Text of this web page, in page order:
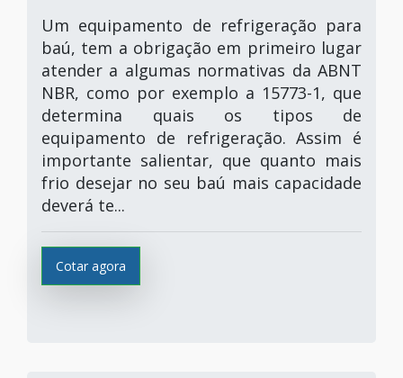
Um equipamento de refrigeração para
baú, tem a obrigação em primeiro lugar
atender a algumas normativas da ABNT
NBR, como por exemplo a 15773-1, que
determina quais os tipos de
equipamento de refrigeração. Assim é
importante salientar, que quanto mais
frio desejar no seu baú mais capacidade
deverá te...
Cotar agora